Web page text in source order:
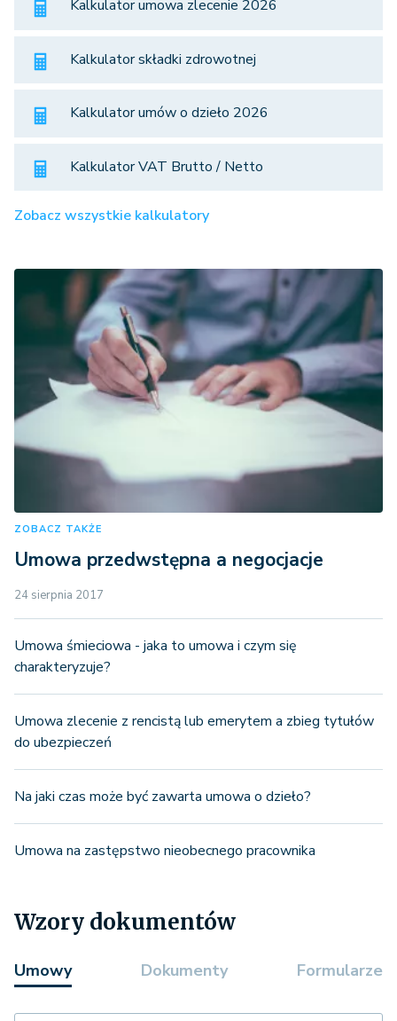
Kalkulator umowa zlecenie 2026
Kalkulator składki zdrowotnej
Kalkulator umów o dzieło 2026
Kalkulator VAT Brutto / Netto
Zobacz wszystkie kalkulatory
ZOBACZ TAKŻE
Umowa przedwstępna a negocjacje
24 sierpnia 2017
Umowa śmieciowa - jaka to umowa i czym się
charakteryzuje?
Umowa zlecenie z rencistą lub emerytem a zbieg tytułów
do ubezpieczeń
Na jaki czas może być zawarta umowa o dzieło?
Umowa na zastępstwo nieobecnego pracownika
Wzory dokumentów
Umowy Dokumenty Formularze